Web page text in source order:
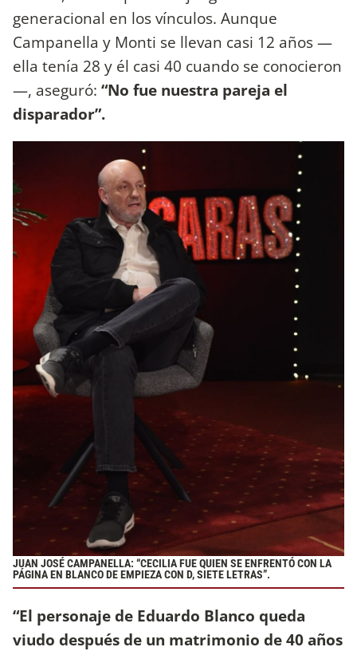
generacional en los vínculos. Aunque
Campanella y Monti se llevan casi 12 años —
ella tenía 28 y él casi 40 cuando se conocieron
—, aseguró: “No fue nuestra pareja el
disparador”.
JUAN JOSÉ CAMPANELLA: “CECILIA FUE QUIEN SE ENFRENTÓ CON LA
PÁGINA EN BLANCO DE EMPIEZA CON D, SIETE LETRAS”.
“El personaje de Eduardo Blanco queda
viudo después de un matrimonio de 40 años